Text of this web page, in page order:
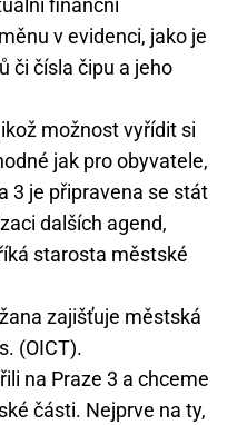
finanční
v evidenci, jako je
či čísla čipu a jeho
možnost vyřídit si
jak pro obyvatele,
3 je připravena se stát
dalších agend,
starosta městské
zajišťuje městská
(OICT).
na Praze 3 a chceme
části. Nejprve na ty,